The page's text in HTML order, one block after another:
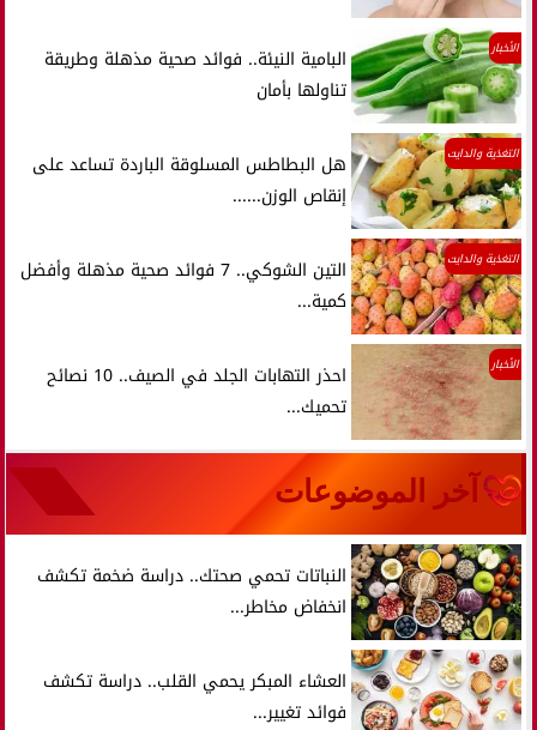
الأخبار
البامية النيئة.. فوائد صحية مذهلة وطريقة
تناولها بأمان
التغذية والدايت
هل البطاطس المسلوقة الباردة تساعد على
إنقاص الوزن......
التغذية والدايت
التين الشوكي.. 7 فوائد صحية مذهلة وأفضل
كمية...
الأخبار
احذر التهابات الجلد في الصيف.. 10 نصائح
تحميك...
آخر الموضوعات
النباتات تحمي صحتك.. دراسة ضخمة تكشف
انخفاض مخاطر...
العشاء المبكر يحمي القلب.. دراسة تكشف
فوائد تغيير...